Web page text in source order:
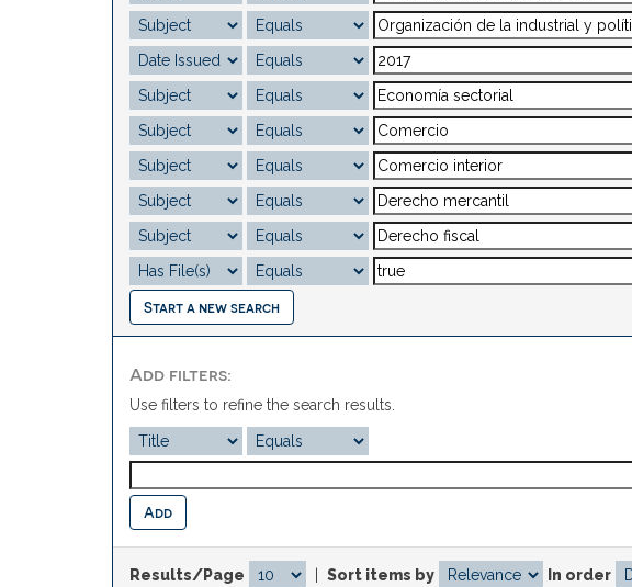
Start a new search
Add filters:
Use filters to refine the search results.
Results/Page Sort items by In order